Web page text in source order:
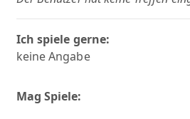
Ich spiele gerne:
keine Angabe
Mag Spiele: